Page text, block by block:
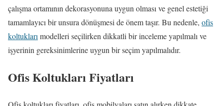
çalışma ortamının dekorasyonuna uygun olması ve genel estetiği
tamamlayıcı bir unsura dönüşmesi de önem taşır. Bu nedenle, ofis
koltukları modelleri seçilirken dikkatli bir inceleme yapılmalı ve
işyerinin gereksinimlerine uygun bir seçim yapılmalıdır.
Ofis Koltukları Fiyatları